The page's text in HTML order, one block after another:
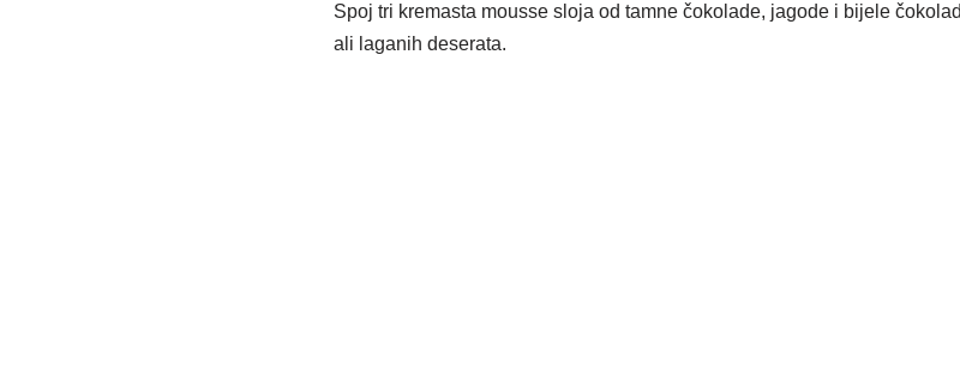
Spoj tri kremasta mousse sloja od tamne čokolade, jagode i bijele
ali laganih deserata.